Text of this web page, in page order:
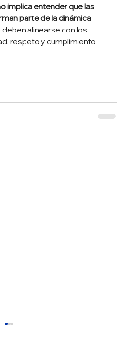
implica entender que las
parte de la dinámica
alinearse con los
respeto y cumplimiento